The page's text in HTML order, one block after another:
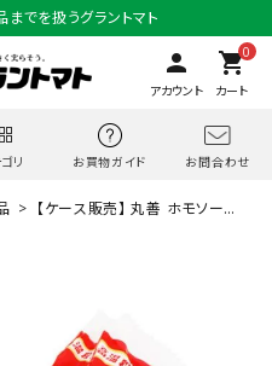
でを扱うグラントマト
person
アカウント
0
shopping_cart
カート
リ お買物ガイド お問合わせ
【ケース販売】 丸善 ホモソーセ